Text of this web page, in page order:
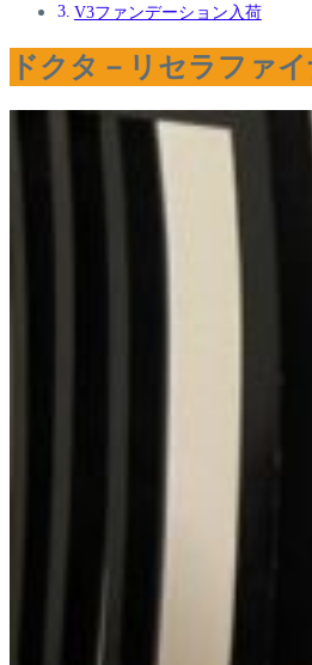
V3ファンデーション入荷
ドクタ－リセラファ